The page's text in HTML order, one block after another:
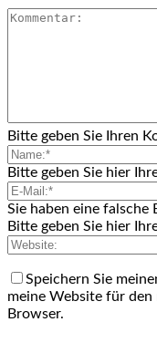
Bitte geben Sie Ihren
Bitte geben Sie hier
Sie haben eine falsche
Bitte geben Sie hier
Speichern Sie
meine Website für
Browser.